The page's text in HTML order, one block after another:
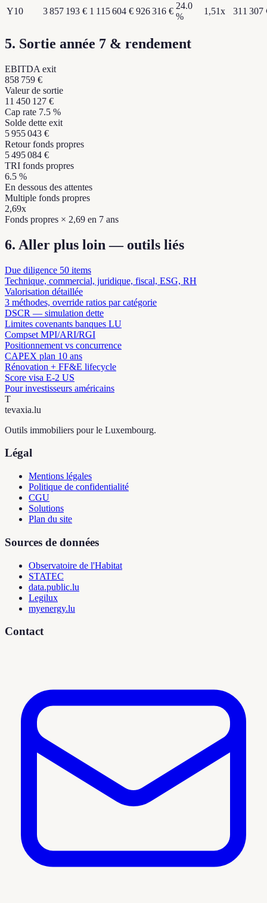
Y10 3 857 193 € 1 115 604 € 926 316 €
24.0
%
1,51x 311 307
5. Sortie année 7 & rendement
EBITDA exit
858 759 €
Valeur de sortie
11 450 127 €
Cap rate 7.5 %
Solde dette exit
5 955 043 €
Retour fonds propres
5 495 084 €
TRI fonds propres
6.5 %
En dessous des attentes
Multiple fonds propres
2,69x
Fonds propres × 2,69 en 7 ans
6. Aller plus loin — outils liés
Due diligence 50 items
Technique, commercial, juridique, fiscal, ESG, RH
Valorisation détaillée
3 méthodes, override ratios par catégorie
DSCR — simulation dette
Limites covenants banques LU
Compset MPI/ARI/RGI
Positionnement vs concurrence
CAPEX plan 10 ans
Rénovation + FF&E lifecycle
Score visa E-2 US
Pour investisseurs américains
T
tevaxia.lu
Outils immobiliers pour le Luxembourg.
Légal
Mentions légales
Politique de confidentialité
CGU
Solutions
Plan du site
Sources de données
Observatoire de l'Habitat
STATEC
data.public.lu
Legilux
myenergy.lu
Contact